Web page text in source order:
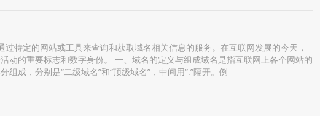
特定的网站或工具来查询和获取域名相关信息的服务。在互联网发展的今天，
动的重要标志和数字身份。 一、域名的定义与组成域名是指互联网上各个网站的
成，分别是“二级域名”和“顶级域名”，中间用“.”隔开。例